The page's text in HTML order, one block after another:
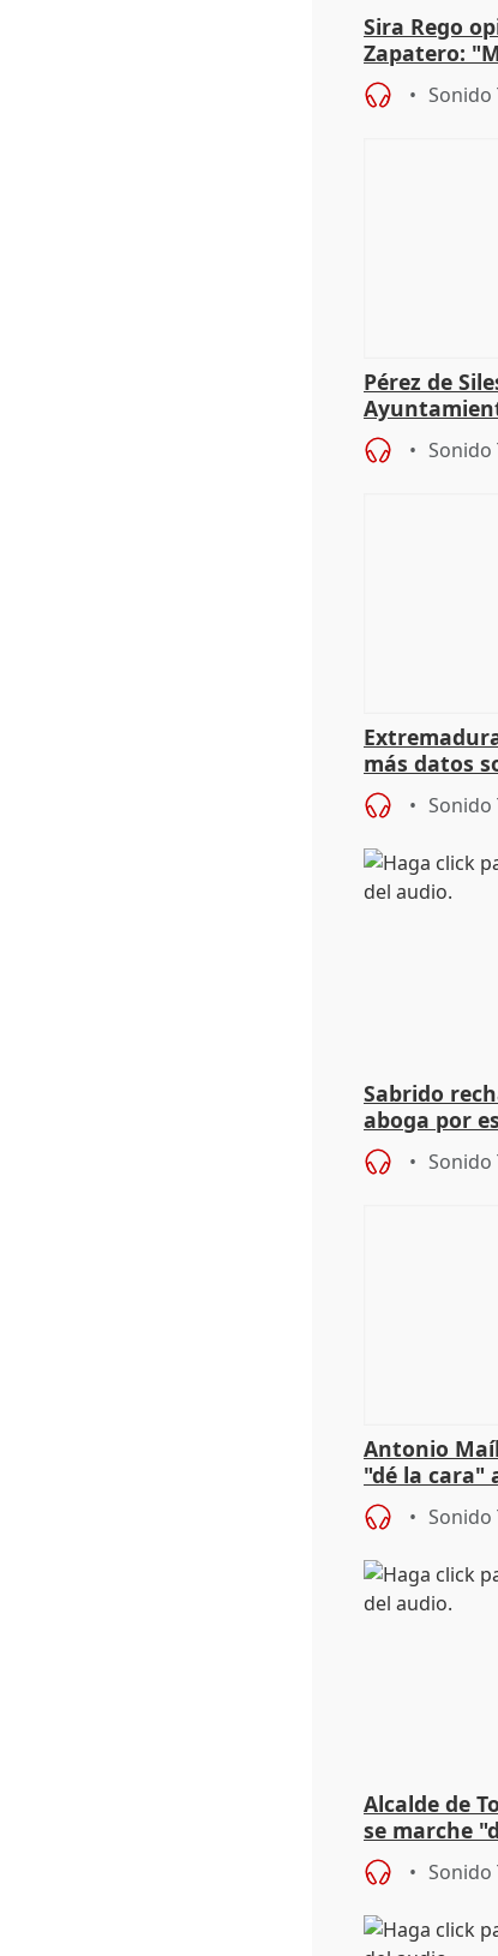
Sira Rego
Zapatero:
proceso
Sonido
Pérez de
Sonido
más datos
financiación
Sonido
Sabrido
aboga por
Sonido
Antonio
"dé la cara"
acoso del
Sonido
Alcalde de
se marche
de la crisis
Sonido